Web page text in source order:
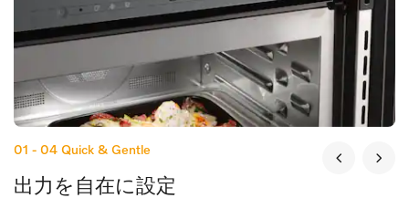
01 - 04 Quick & Gentle
出力を自在に設定